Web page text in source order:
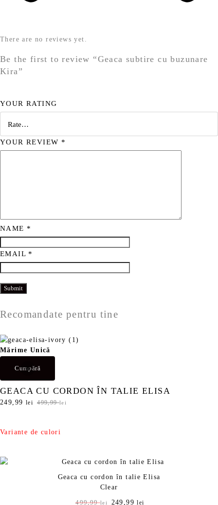
There are no reviews yet.
Be the first to review “Geaca subtire cu buzunare
Kira”
YOUR RATING
YOUR REVIEW *
NAME *
EMAIL *
Recomandate pentru tine
Mărime Unică
Cumpără
GEACA CU CORDON ÎN TALIE ELISA
499,99lei
P
ț
i
249,99 lei
P
ț
c
Variante de culori
Geaca cu cordon în talie Elisa
Clear
499,99lei P
249,99lei